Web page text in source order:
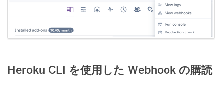
Heroku CLI を使用した Webhook の購読